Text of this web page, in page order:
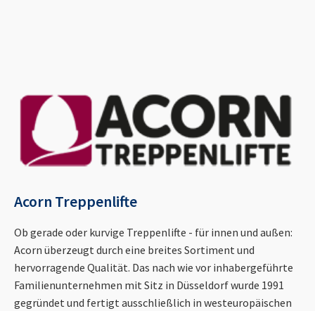
Acorn Treppenlifte
Ob gerade oder kurvige Treppenlifte - für innen und außen:
Acorn überzeugt durch eine breites Sortiment und
hervorragende Qualität. Das nach wie vor inhabergeführte
Familienunternehmen mit Sitz in Düsseldorf wurde 1991
gegründet und fertigt ausschließlich in westeuropäischen